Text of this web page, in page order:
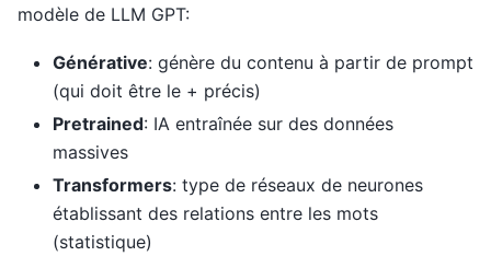
modèle de LLM GPT:
Générative: génère du contenu à partir de prompt
(qui doit être le + précis)
Pretrained: IA entraînée sur des données
massives
Transformers: type de réseaux de neurones
établissant des relations entre les mots
(statistique)